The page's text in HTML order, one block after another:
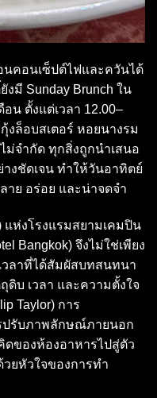
คอนเซ็ปต์ไฟและควันได้
มี Sunday Brunch ใน
น ตั้งแต่เวลา 12.00–
งล็อบสเตอร์ หอยนางรม
ม่จำกัด ทุกสิ่งถูกนำเสนอ
างชัดเจน ทำให้วันอาทิตย์
าย อร่อย และน่าจดจำ
ห่งโรงแรมสยามเคมปิน
Bangkok) จึงไม่ใช่เพียง
วลาที่ได้สัมผัสบทสนทนา
ดิบ เวลา และความตั้งใจ
Taylor) การ
ปรับภาพลักษณ์ภายนอก
ของห้องอาหารไปสู่ตัว
ยหัวใจของการทำ